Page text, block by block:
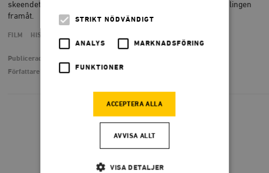
skeendet, snarare än individuella människoöden, driver handlingen
framåt.
FILM HISTORIA
Publicerad
Författare
Martin Neuding Skoog
FÖREGÅENDE 1
STRIKT NÖDVÄNDIGT
ANALYS MARKNADSFÖRING
FUNKTIONER
ACCEPTERA ALLA
AVVISA ALLT
VISA DETALJER